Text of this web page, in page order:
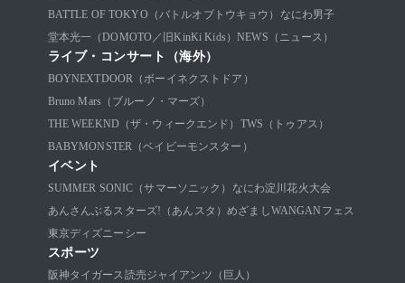
BATTLE OF TOKYO（バトルオブトウキョウ）
なにわ男子
堂本光一（DOMOTO／旧KinKi Kids）NEWS（ニュース）
ライブ・コンサート（海外）
BOYNEXTDOOR（ボーイネクストドア）
Bruno Mars（ブルーノ・マーズ）
THE WEEKND（ザ・ウィークエンド） TWS（トゥアス）
BABYMONSTER（ベイビーモンスター）
イベント
SUMMER SONIC（サマーソニック） なにわ淀川花火大会
あんさんぶるスターズ!（あんスタ）めざましWANGANフェス
東京ディズニーシー
スポーツ
阪神タイガース読売ジャイアンツ（巨人）